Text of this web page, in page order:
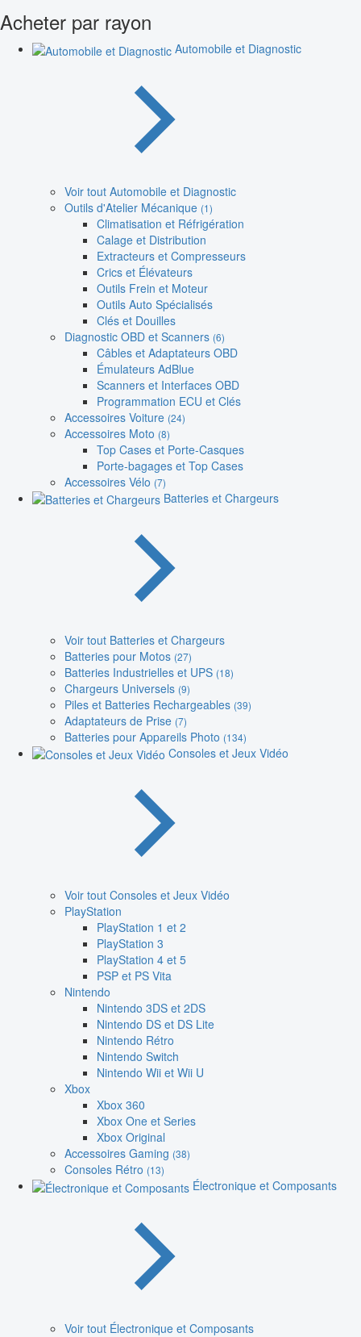
Acheter par rayon
Automobile et Diagnostic
Voir tout Automobile et Diagnostic
Outils d'Atelier Mécanique (1)
Climatisation et Réfrigération
Calage et Distribution
Extracteurs et Compresseurs
Crics et Élévateurs
Outils Frein et Moteur
Outils Auto Spécialisés
Clés et Douilles
Diagnostic OBD et Scanners (6)
Câbles et Adaptateurs OBD
Émulateurs AdBlue
Scanners et Interfaces OBD
Programmation ECU et Clés
Accessoires Voiture (24)
Accessoires Moto (8)
Top Cases et Porte-Casques
Porte-bagages et Top Cases
Accessoires Vélo (7)
Batteries et Chargeurs
Voir tout Batteries et Chargeurs
Batteries pour Motos (27)
Batteries Industrielles et UPS (18)
Chargeurs Universels (9)
Piles et Batteries Rechargeables (39)
Adaptateurs de Prise (7)
Batteries pour Appareils Photo (134)
Consoles et Jeux Vidéo
Voir tout Consoles et Jeux Vidéo
PlayStation
PlayStation 1 et 2
PlayStation 3
PlayStation 4 et 5
PSP et PS Vita
Nintendo
Nintendo 3DS et 2DS
Nintendo DS et DS Lite
Nintendo Rétro
Nintendo Switch
Nintendo Wii et Wii U
Xbox
Xbox 360
Xbox One et Series
Xbox Original
Accessoires Gaming (38)
Consoles Rétro (13)
Électronique et Composants
Voir tout Électronique et Composants